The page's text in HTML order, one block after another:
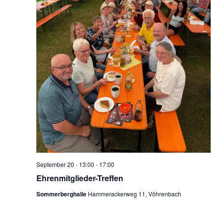
Ehrenmitglieder-Treffen
September 20 - 13:00 - 17:00
Sommerberghalle Hammerackerweg 11, Vöhrenbach